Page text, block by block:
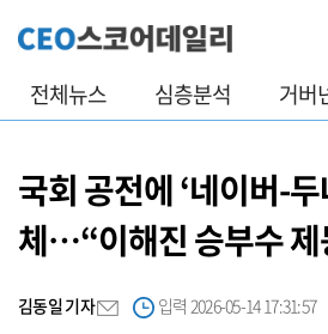
전체뉴스 심층분석 거버
국회 공전에 ‘네이버-
체…“이해진 승부수 제
김동일 기자 입력 2026-05-14 17:31:57